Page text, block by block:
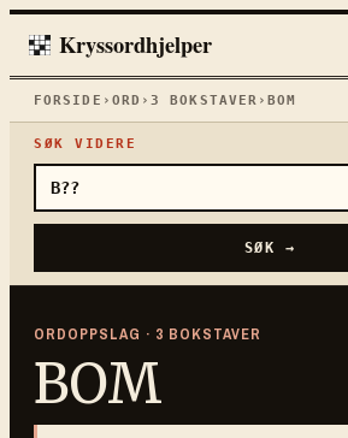
Kryssordhjelper
FORSIDE › ORD ›3 BOKSTAVER ›BOM
SØK VIDERE
SØK →
ORDOPPSLAG · 3 BOKSTAVER
BOM